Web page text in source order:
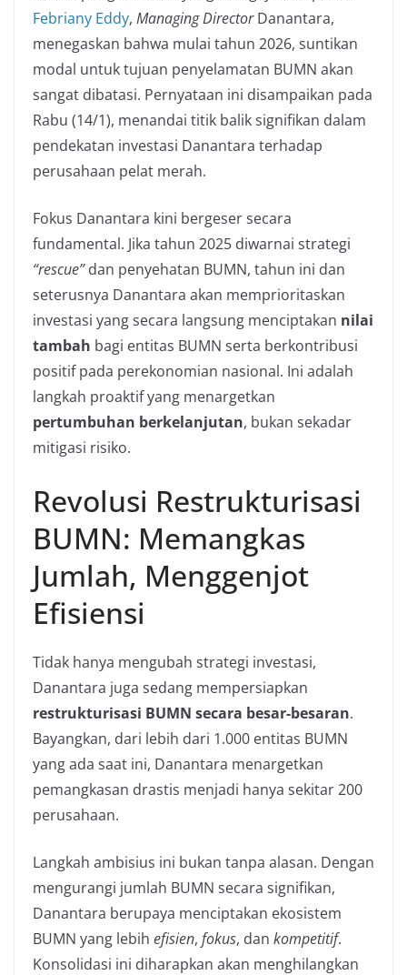
Febriany Eddy, Managing DirectorDanantara,
menegaskan bahwa mulai tahun 2026, suntikan
modal untuk tujuan penyelamatan BUMN akan
sangat dibatasi. Pernyataan ini disampaikan pada
Rabu (14/1), menandai titik balik signifikan dalam
pendekatan investasi Danantara terhadap
perusahaan pelat merah.
Fokus Danantara kini bergeser secara
fundamental. Jika tahun 2025 diwarnai strategi
“rescue”dan penyehatan BUMN, tahun ini dan
seterusnya Danantara akan memprioritaskan
investasi yang secara langsung menciptakan nilai
tambah bagi entitas BUMN serta berkontribusi
positif pada perekonomian nasional. Ini adalah
langkah proaktif yang menargetkan
pertumbuhan berkelanjutan, bukan sekadar
mitigasi risiko.
Revolusi Restrukturisasi
BUMN: Memangkas
Jumlah, Menggenjot
Efisiensi
Tidak hanya mengubah strategi investasi,
Danantara juga sedang mempersiapkan
restrukturisasi BUMN secara besar-besaran.
Bayangkan, dari lebih dari 1.000 entitas BUMN
yang ada saat ini, Danantara menargetkan
pemangkasan drastis menjadi hanya sekitar 200
perusahaan.
Langkah ambisius ini bukan tanpa alasan. Dengan
mengurangi jumlah BUMN secara signifikan,
Danantara berupaya menciptakan ekosistem
BUMN yang lebih efisien, fokus, dan kompetitif.
Konsolidasi ini diharapkan akan menghilangkan